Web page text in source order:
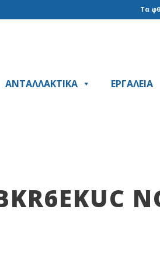
Τα
ΑΝΤΑΛΛΑΚΤΙΚΑ EPΓAΛΕΙΑ